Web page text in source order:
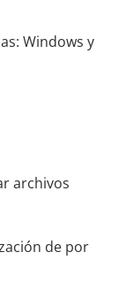
Windows y
archivos
de por